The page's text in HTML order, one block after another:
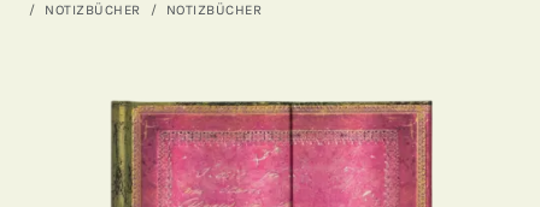
NOTIZBÜCHER NOTIZBÜCHER